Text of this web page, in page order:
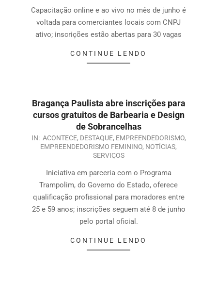
Capacitação online e ao vivo no mês de junho é
voltada para comerciantes locais com CNPJ
ativo; inscrições estão abertas para 30 vagas
CONTINUE LENDO
Bragança Paulista abre inscrições para
cursos gratuitos de Barbearia e Design
de Sobrancelhas
IN: ACONTECE, DESTAQUE, EMPREENDEDORISMO,
EMPREENDEDORISMO FEMININO, NOTÍCIAS,
SERVIÇOS
Iniciativa em parceria com o Programa
Trampolim, do Governo do Estado, oferece
qualificação profissional para moradores entre
25 e 59 anos; inscrições seguem até 8 de junho
pelo portal oficial.
CONTINUE LENDO